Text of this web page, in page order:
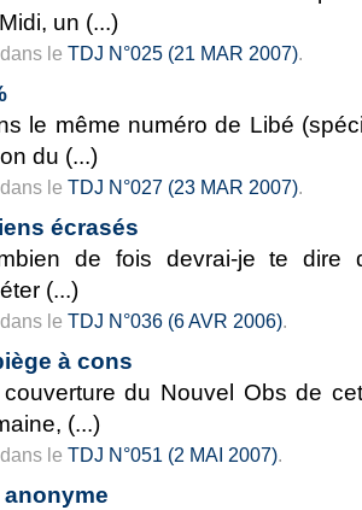
un (...)
le TDJ N°025 (21 MAR 2007).
le même numéro de Libé
du (...)
le TDJ N°027 (23 MAR 2007).
écrasés
de fois devrai-je te dire
(...)
le TDJ N°036 (6 AVR 2006).
à cons
du Nouvel Obs de
(...)
le TDJ N°051 (2 MAI 2007).
anonyme